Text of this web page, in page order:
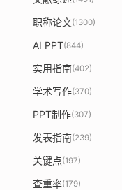
职称论文(1300)
AI PPT(844)
实用指南(402)
学术写作(370)
PPT制作(307)
发表指南(239)
关键点(197)
查重率(179)